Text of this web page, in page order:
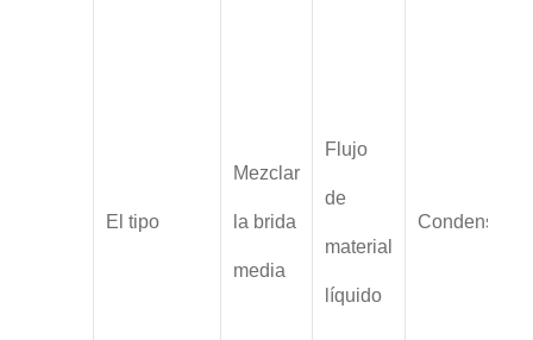
El tipo
Mezclar
la brida
media
Flujo
de
material
líquido
Condensador